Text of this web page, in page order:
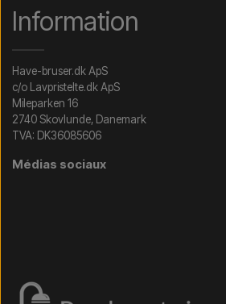
Information
Have-bruser.dk ApS
c/o Lavpristelte.dk ApS
Mileparken 16
2740 Skovlunde, Danemark
TVA: DK36085606
Médias sociaux